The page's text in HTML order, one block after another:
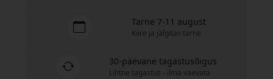
Tarne 7-11 august
Kiire ja jälgitav tarne
30-päevane tagastusõigus
Lihtne tagastus - ilma vaevata